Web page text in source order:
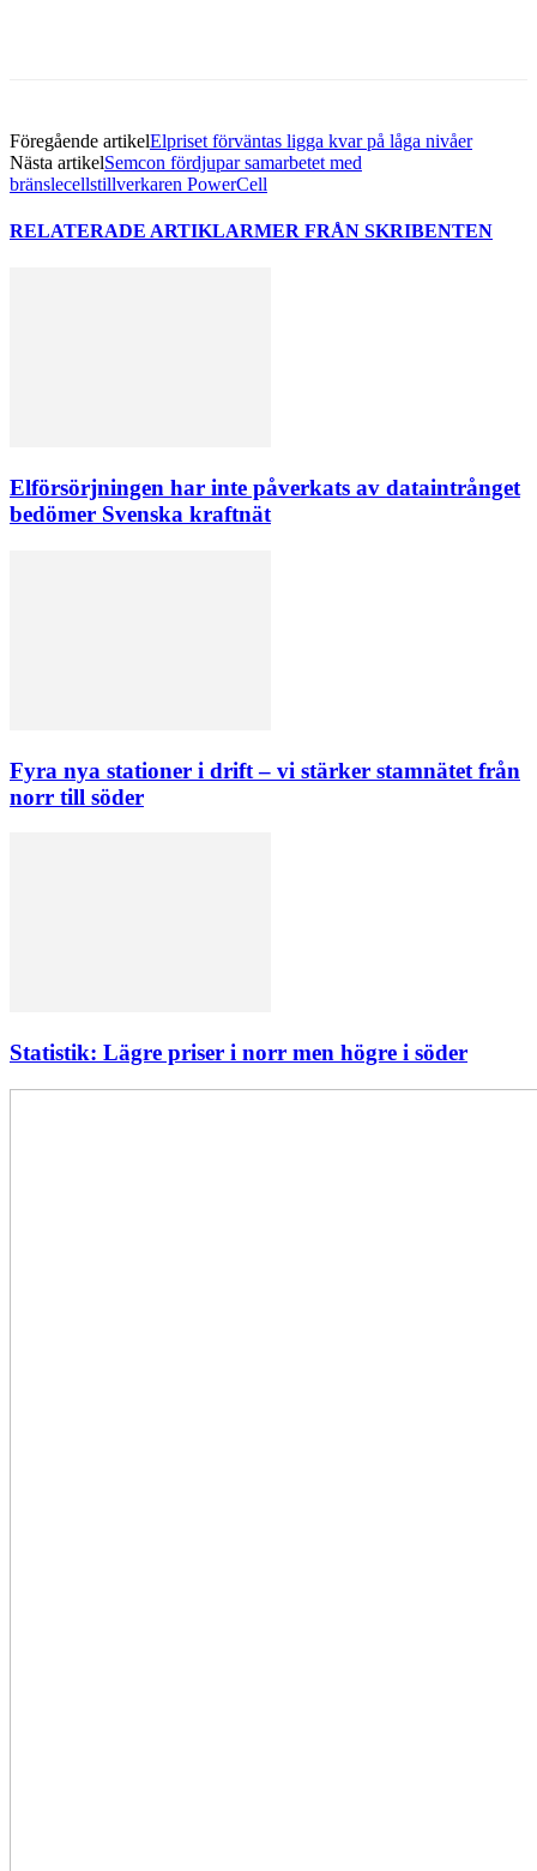
Föregående artikelElpriset förväntas ligga kvar på låga nivåer
Nästa artikelSemcon fördjupar samarbetet med
bränslecellstillverkaren PowerCell
RELATERADE ARTIKLARMER FRÅN SKRIBENTEN
Elförsörjningen har inte påverkats av dataintrånget
bedömer Svenska kraftnät
Fyra nya stationer i drift – vi stärker stamnätet från
norr till söder
Statistik: Lägre priser i norr men högre i söder